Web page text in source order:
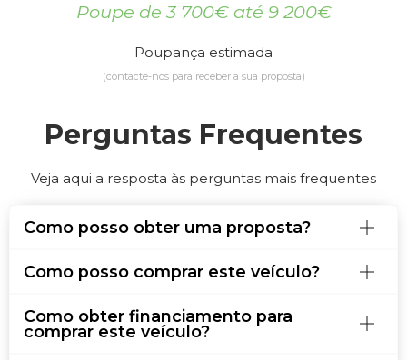
Poupe de 3 700€ até 9 200€
Poupança estimada
(contacte-nos para receber a sua proposta)
Perguntas Frequentes
Veja aqui a resposta às perguntas mais frequentes
Como posso obter uma proposta?
Como posso comprar este veículo?
Como obter financiamento para
comprar este veículo?